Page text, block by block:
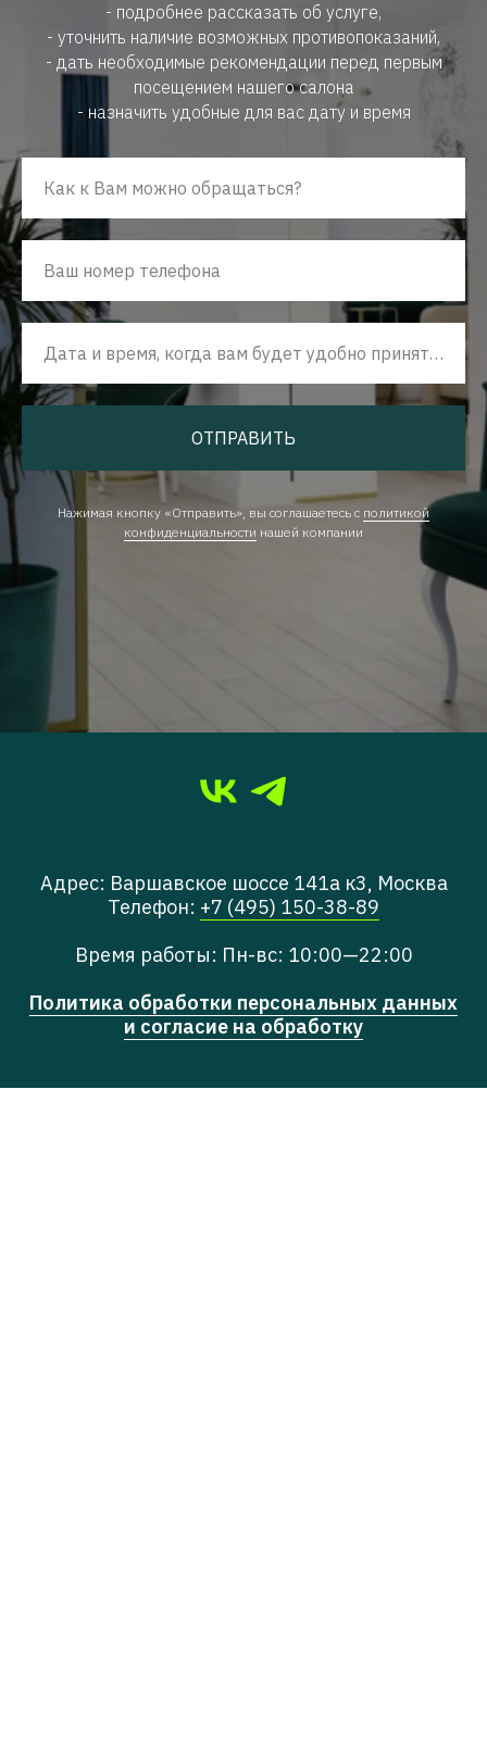
- подробнее рассказать об услуге,
- уточнить наличие возможных противопоказаний,
- дать необходимые рекомендации перед первым
посещением нашего салона
- назначить удобные для вас дату и время
Как к Вам можно обращаться?
Ваш номер телефона
Дата и время, когда вам будет удобно принять наш звонок
ОТПРАВИТЬ
Нажимая кнопку «Отправить», вы соглашаетесь с политикой
конфиденциальности нашей компании
Адрес: Варшавское шоссе 141а к3, Москва
Телефон: +7 (495) 150-38-89
Время работы: Пн-вс: 10:00—22:00
Политика обработки персональных данных
и согласие на обработку